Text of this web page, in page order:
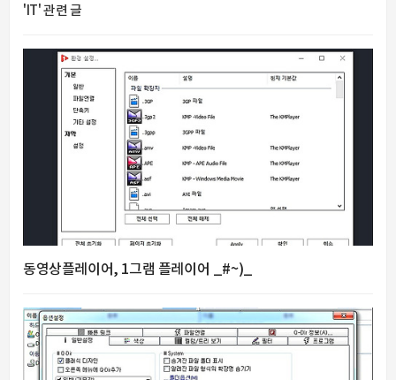
'IT' 관련 글
동영상플레이어, 1그램 플레이어 _#~)_